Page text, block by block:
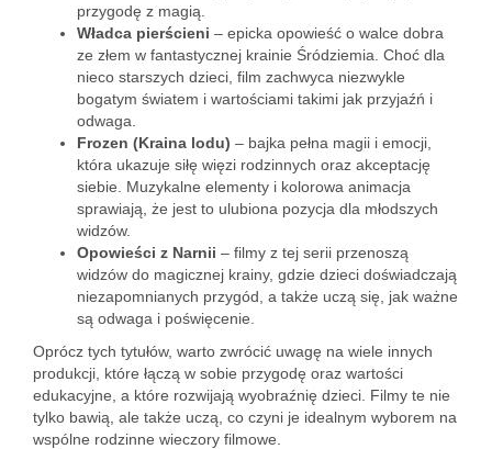
przygodę z magią.
Władca pierścieni – epicka opowieść o walce dobra
ze złem w fantastycznej krainie Śródziemia. Choć dla
nieco starszych dzieci, film zachwyca niezwykle
bogatym światem i wartościami takimi jak przyjaźń i
odwaga.
Frozen (Kraina lodu) – bajka pełna magii i emocji,
która ukazuje siłę więzi rodzinnych oraz akceptację
siebie. Muzykalne elementy i kolorowa animacja
sprawiają, że jest to ulubiona pozycja dla młodszych
widzów.
Opowieści z Narnii – filmy z tej serii przenoszą
widzów do magicznej krainy, gdzie dzieci doświadczają
niezapomnianych przygód, a także uczą się, jak ważne
są odwaga i poświęcenie.
Oprócz tych tytułów, warto zwrócić uwagę na wiele innych
produkcji, które łączą w sobie przygodę oraz wartości
edukacyjne, a które rozwijają wyobraźnię dzieci. Filmy te nie
tylko bawią, ale także uczą, co czyni je idealnym wyborem na
wspólne rodzinne wieczory filmowe.